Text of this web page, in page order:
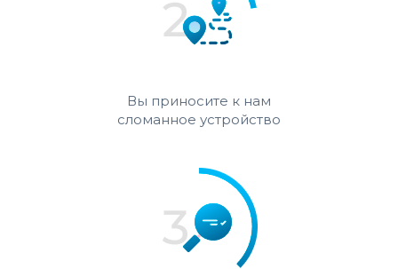
Вы приносите к нам
сломанное устройство